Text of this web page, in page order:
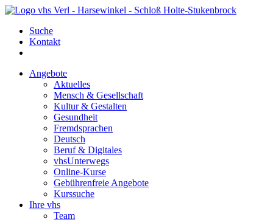
Suche
Kontakt
Angebote
Aktuelles
Mensch & Gesellschaft
Kultur & Gestalten
Gesundheit
Fremdsprachen
Deutsch
Beruf & Digitales
vhsUnterwegs
Online-Kurse
Gebührenfreie Angebote
Kurssuche
Ihre vhs
Team